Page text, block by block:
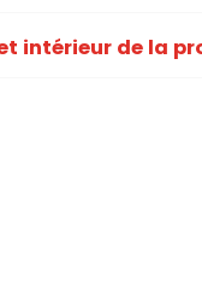
intérieur de la